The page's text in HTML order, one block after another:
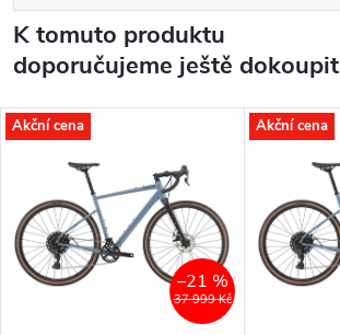
K tomuto produktu
doporučujeme ještě dokoupit
Akční cena
37 999 Kč
–21 %
Akční cena